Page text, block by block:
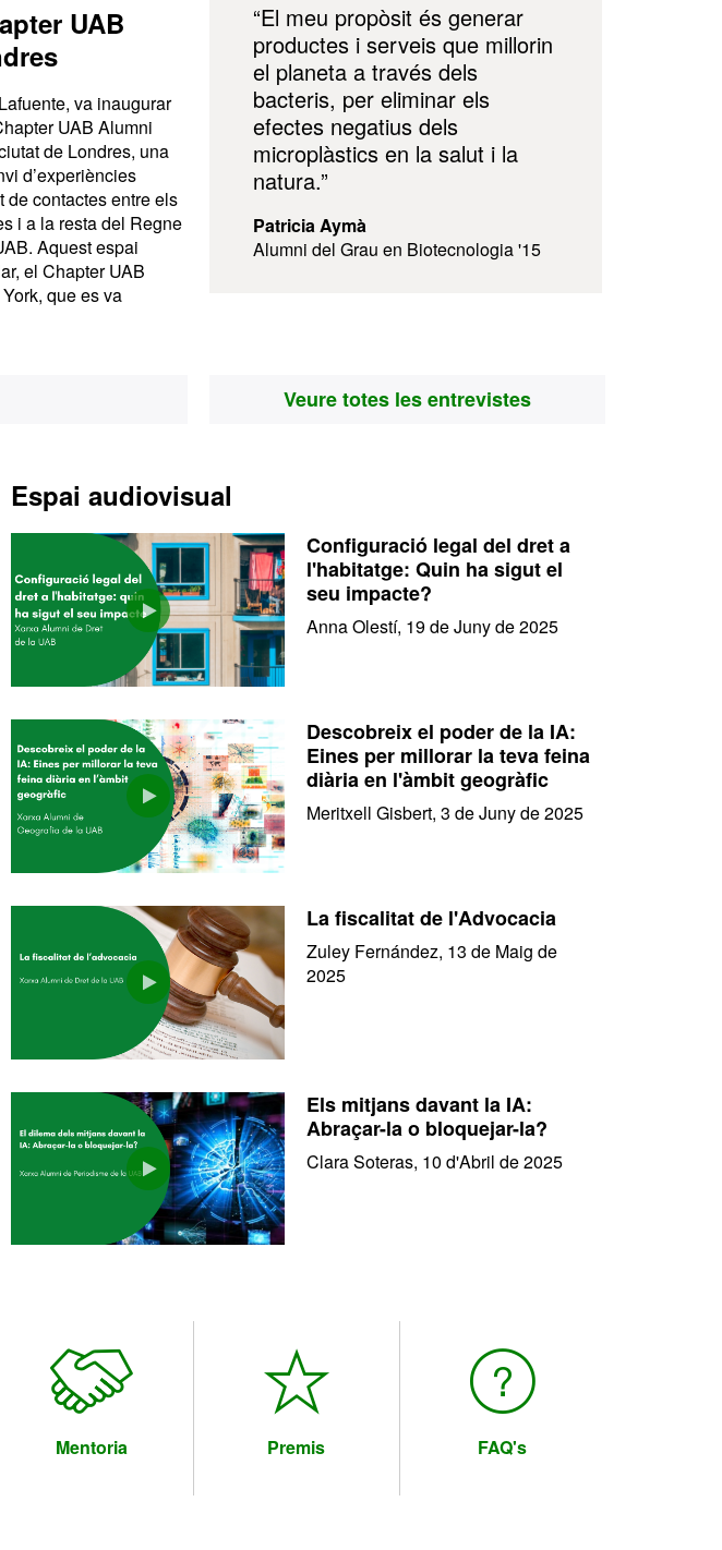
UAB
va inaugurar
UAB Alumni
de Londres, una
d’experiències
contactes entre els
i a la resta del Regne
Aquest espai
el Chapter UAB
que es va
“El meu propòsit és generar
productes i serveis que millorin
el planeta a través dels
bacteris, per eliminar els
efectes negatius dels
microplàstics en la salut i la
natura.”
Patricia Aymà
Alumni del Grau en Biotecnologia '15
Veure totes les entrevistes
Espai audiovisual
Configuració legal del dret a
l'habitatge: Quin ha sigut el
seu impacte?
Anna Olestí, 19 de Juny de 2025
2
Descobreix el poder de la IA:
Eines per millorar la teva feina
diària en l'àmbit geogràfic
Meritxell Gisbert, 3 de Juny de 2025
La fiscalitat de l'Advocacia
Zuley Fernández, 13 de Maig de
2025
Els mitjans davant la IA:
Abraçar-la o bloquejar-la?
Clara Soteras, 10 d'Abril de 2025
Mentoria Premis FAQ's